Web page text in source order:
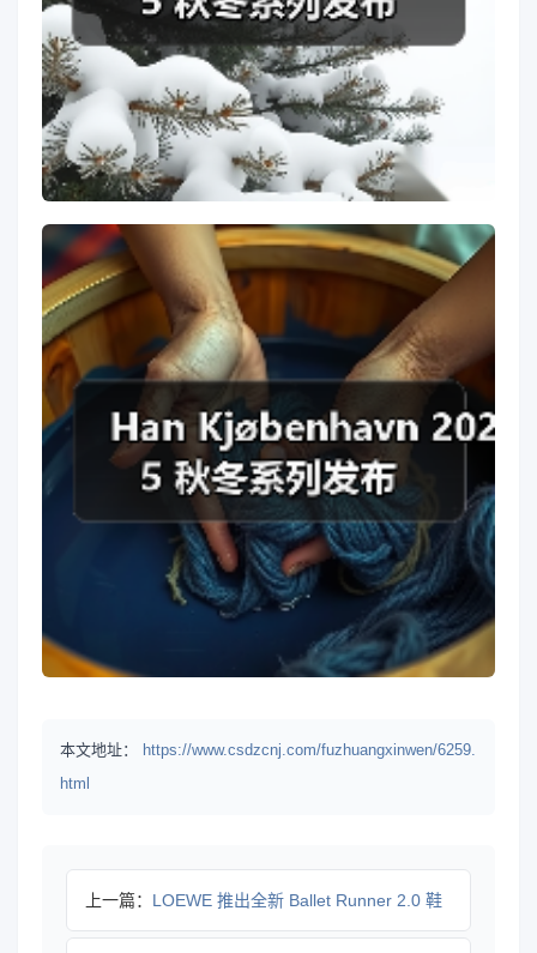
本文地址：
https://www.csdzcnj.com/fuzhuangxinwen/6259.
html
上一篇： LOEWE 推出全新 Ballet Runner 2.0 鞋